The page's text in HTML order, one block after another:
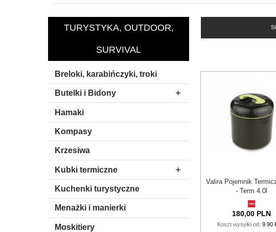
TURYSTYKA, OUTDOOR,
SURVIVAL
Breloki, karabińczyki, troki
Butelki i Bidony
Hamaki
Kompasy
Krzesiwa
Kubki termiczne
Kuchenki turystyczne
Menażki i manierki
Moskitiery
Valira Pojemnik
- Term 4.0l
180,00 PLN
Koszt wysyłki od:9.90